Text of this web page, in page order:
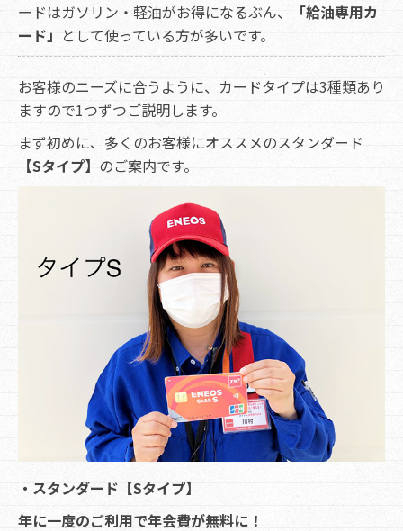
ードはガソリン・軽油がお得になるぶん、
「給油専用カ
ード」 として使っている方が多いです。
お客様のニーズに合うように、カードタイプは3種類あり
ますので1つずつご説明します。
まず初めに、多くのお客様にオススメのスタンダード
【Sタイプ】 のご案内です。
・スタンダード【Sタイプ】
年に一度のご利用で年会費が無料に！